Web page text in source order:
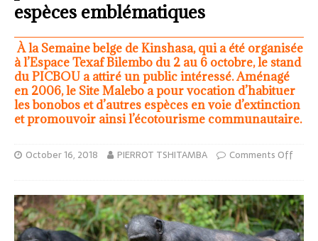
espèces emblématiques
À la Semaine belge de Kinshasa, qui a été organisée
à l’Espace Texaf Bilembo du 2 au 6 octobre, le stand
du PICBOU a attiré un public intéressé. Aménagé
en 2006, le Site Malebo a pour vocation d’habituer
les bonobos et d’autres espèces en voie d’extinction
et promouvoir ainsi l’écotourisme communautaire.
October 16, 2018 PIERROT TSHITAMBA Comments Off